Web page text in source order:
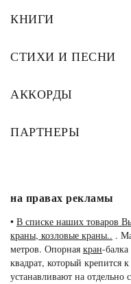
КНИГИ
СТИХИ И ПЕСНИ
АККОРДЫ
ПАРТНЕРЫ
на правах рекламы
• В списке наших товаров
краны, козловые краны.. .
метров. Опорная кран-
квадрат, который крепится
устанавливают на